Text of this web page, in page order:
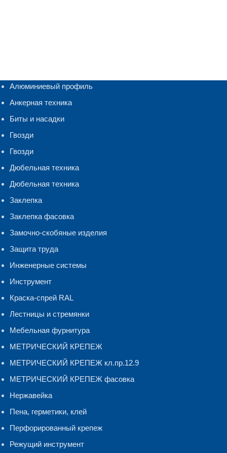
Алюминиевый профиль
Анкерная техника
Биты и насадки
Гвозди
Гвозди
Дюбельная техника
Дюбельная техника
Заклепка
Заклепка фасовка
Замочно-скобяные изделия
Защита труда
Инженерные системы
Инструмент
Краска-спрей RAL
Лестницы и стремянки
Мебельная фурнитура
МЕТРИЧЕСКИЙ КРЕПЕЖ
МЕТРИЧЕСКИЙ КРЕПЕЖ кл.пр.12.9
МЕТРИЧЕСКИЙ КРЕПЕЖ фасовка
Нержавейка
Пена, герметики, клей
Перфорированный крепеж
Режущий инструмент